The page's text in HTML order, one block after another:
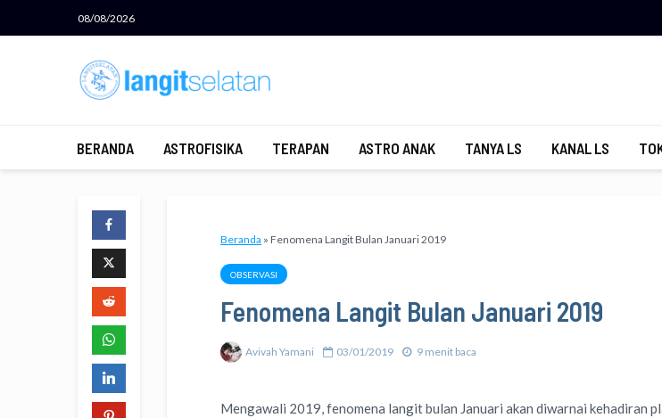
08/08/2026
BERANDA ASTROFISIKA TERAPAN ASTRO ANAK TANYA LS KANAL LS
Beranda » Fenomena Langit Bulan Januari 2019
OBSERVASI
Fenomena Langit Bulan Januari 2019
Avivah Yamani 03/01/2019 9 menit baca
Mengawali 2019, fenomena langit bulan Januari akan diwarnai kehadiran